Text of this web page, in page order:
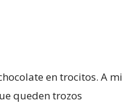
en trocitos. A mi
queden trozos